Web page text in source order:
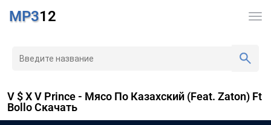
MP312
V $ X V Prince - Мясо По Казахский (Feat. Zaton) Ft
Bollo Скачать